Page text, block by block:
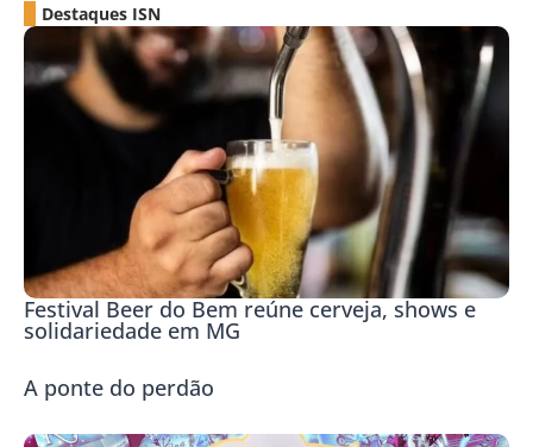
Destaques ISN
Festival Beer do Bem reúne cerveja, shows e
solidariedade em MG
A ponte do perdão